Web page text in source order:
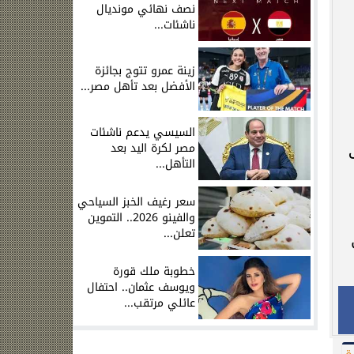
نصف نهائي مونديال
ناشئات...
زينة عمرو تتوج بجائزة
الأفضل بعد تأهل مصر...
السيسي يدعم ناشئات
مصر لكرة اليد بعد
التأهل...
سعر رغيف الخبز السياحي
والفينو 2026.. التموين
تعلن...
خطوبة ملك قورة
ويوسف عثمان.. احتفال
عائلي مرتقب...